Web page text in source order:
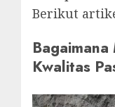
Berikut
Kwalitas